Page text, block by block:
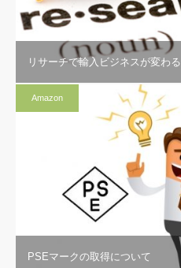
リサーチで輸入ビジネスが変わる
Amazon
PSEマークの取得について